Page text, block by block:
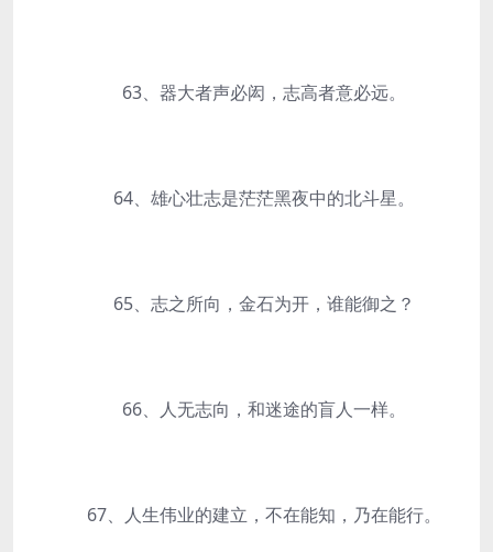
63、器大者声必闳，志高者意必远。
64、雄心壮志是茫茫黑夜中的北斗星。
65、志之所向，金石为开，谁能御之？
66、人无志向，和迷途的盲人一样。
67、人生伟业的建立，不在能知，乃在能行。